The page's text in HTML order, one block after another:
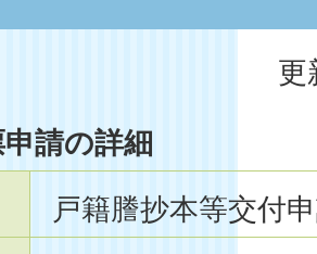
更
請の詳細
戸籍謄抄本等交付